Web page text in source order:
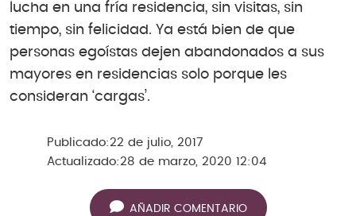
lucha en una fría residencia, sin visitas, sin
tiempo, sin felicidad. Ya está bien de que
personas egoístas dejen abandonados a sus
mayores en residencias solo porque les
consideran ‘cargas’.
Publicado:22 de julio, 2017
Actualizado:28 de marzo, 2020 12:04
AÑADIR COMENTARIO